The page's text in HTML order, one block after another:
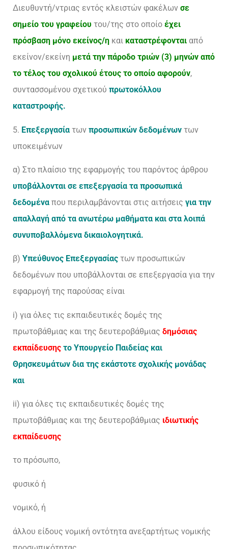
Διευθυντή/ντριας εντός κλειστών φακέλων σε
σημείο του γραφείου του/της στο οποίο έχει
πρόσβαση μόνο εκείνος/η και καταστρέφονται από
εκείνον/εκείνη μετά την πάροδο τριών (3) μηνών από
το τέλος του σχολικού έτους το οποίο αφορούν,
συντασσομένου σχετικού πρωτοκόλλου
καταστροφής.
5. Επεξεργασία των προσωπικών δεδομένων των
υποκειμένων
α) Στο πλαίσιο της εφαρμογής του παρόντος άρθρου
υποβάλλονται σε επεξεργασία τα προσωπικά
δεδομένα που περιλαμβάνονται στις αιτήσεις για την
απαλλαγή από τα ανωτέρω μαθήματα και στα λοιπά
συνυποβαλλόμενα δικαιολογητικά.
β) Υπεύθυνος Επεξεργασίας των προσωπικών
δεδομένων που υποβάλλονται σε επεξεργασία για την
εφαρμογή της παρούσας είναι
i) για όλες τις εκπαιδευτικές δομές της
πρωτοβάθμιας και της δευτεροβάθμιας δημόσιας
εκπαίδευσης το Υπουργείο Παιδείας και
Θρησκευμάτων δια της εκάστοτε σχολικής μονάδας
και
ii) για όλες τις εκπαιδευτικές δομές της
πρωτοβάθμιας και της δευτεροβάθμιας ιδιωτικής
εκπαίδευσης
το πρόσωπο,
φυσικό ή
νομικό, ή
άλλου είδους νομική οντότητα ανεξαρτήτως νομικής